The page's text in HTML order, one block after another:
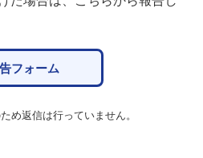
フォーム
め返信は行っていません。